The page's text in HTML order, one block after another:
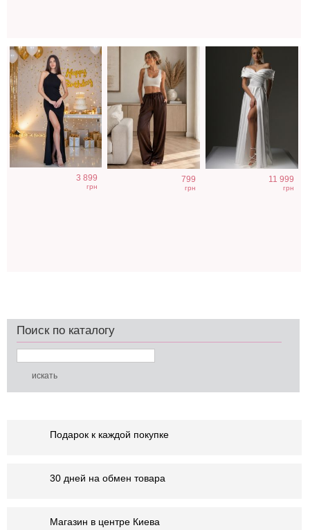
3 899
грн
799
грн
11 999
грн
Поиск по каталогу
Подарок к каждой покупке
30 дней на обмен товара
Магазин в центре Киева